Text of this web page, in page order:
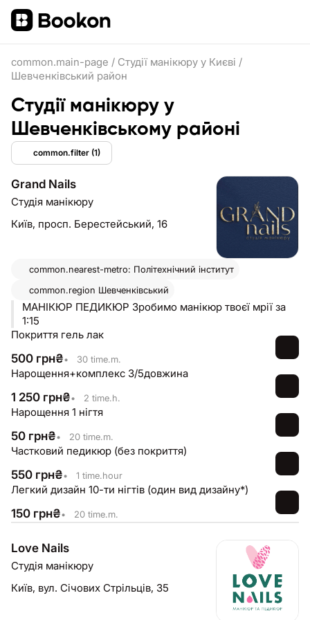
common.main-page / Студії манікюру у Києві /
Шевченківський район
Студії манікюру у
Шевченківському районі
common.filter (1)
Grand Nails
Студія манікюру
Київ, просп. Берестейський, 16
common.nearest-metro: Політехнічний інститут
common.region Шевченківський
МАНІКЮР ПЕДИКЮР Зробимо манікюр твоєї мрії за
1:15
Покриття гель лак
500 грн₴• 30 time.m.
Нарощення+комплекс 3/5довжина
1 250 грн₴• 2 time.h.
Нарощення 1 нігтя
50 грн₴• 20 time.m.
Частковий педикюр (без покриття)
550 грн₴• 1 time.hour
Легкий дизайн 10-ти нігтів (один вид дизайну*)
150 грн₴• 20 time.m.
Love Nails
Студія манікюру
Київ, вул. Січових Стрільців, 35